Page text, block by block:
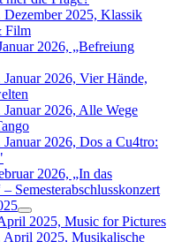
Dezember 2025, Klassik
Film
2026, „Befreiung
2026, Vier Hände,
2026, Alle Wege
2026, Dos a Cu4tro:
2026, „In das
Semesterabschlusskonzert
2025, Music for Pictures
April 2025, Musikalische